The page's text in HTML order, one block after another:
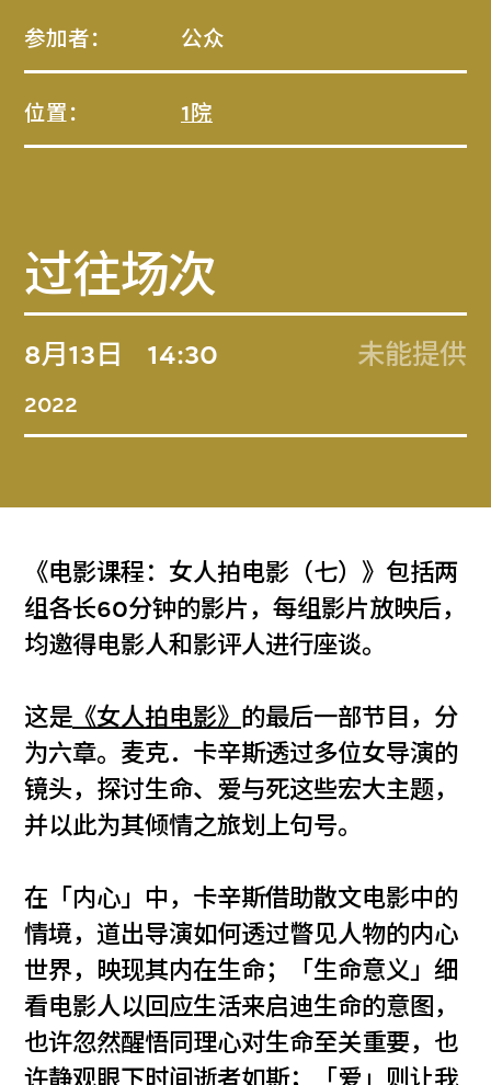
参加者： 公众
位置： 1院
过往场次
8月13日
2022
14:30 未能提供
《电影课程：女人拍电影（七）》包括两
组各长60分钟的影片，每组影片放映后，
均邀得电影人和影评人进行座谈。
这是 《女人拍电影》 的最后一部节目，分
为六章。麦克．卡辛斯透过多位女导演的
镜头，探讨生命、爱与死这些宏大主题，
并以此为其倾情之旅划上句号。
在「内心」中，卡辛斯借助散文电影中的
情境，道出导演如何透过瞥见人物的内心
世界，映现其内在生命；「生命意义」细
看电影人以回应生活来启迪生命的意图，
也许忽然醒悟同理心对生命至关重要，也